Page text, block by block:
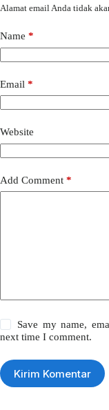
Alamat email Anda tidak
Name *
Email *
Website
Add Comment *
Save my name,
next time I comment.
Kirim Komentar